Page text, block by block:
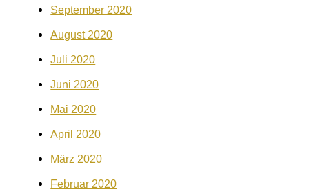
September 2020
August 2020
Juli 2020
Juni 2020
Mai 2020
April 2020
März 2020
Februar 2020